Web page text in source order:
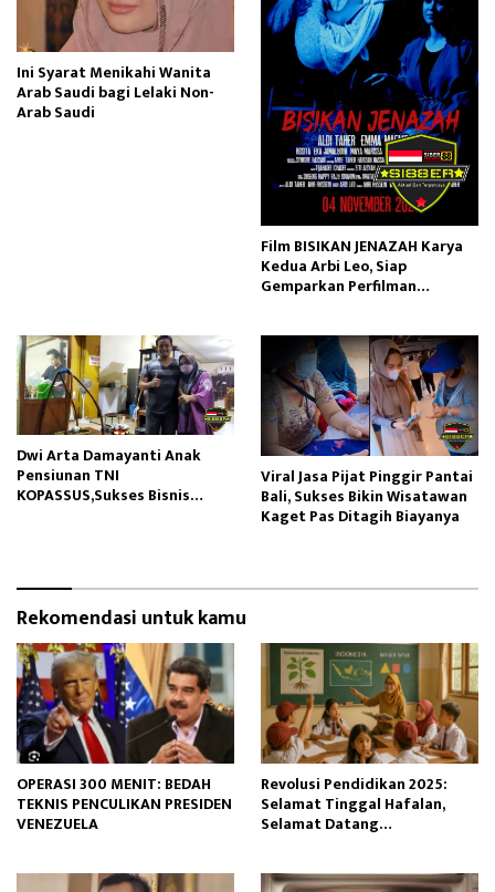
Ini Syarat Menikahi Wanita
Arab Saudi bagi Lelaki Non-
Arab Saudi
Film BISIKAN JENAZAH Karya
Kedua Arbi Leo, Siap
Gemparkan Perfilman
Dwi Arta Damayanti Anak
Pensiunan TNI
KOPASSUS,Sukses Bisnis
Viral Jasa Pijat Pinggir Pantai
Bali, Sukses Bikin Wisatawan
Kaget Pas Ditagih Biayanya
Rekomendasi untuk kamu
OPERASI 300 MENIT: BEDAH
TEKNIS PENCULIKAN PRESIDEN
VENEZUELA
Revolusi Pendidikan 2025:
Selamat Tinggal Hafalan,
Selamat Datang